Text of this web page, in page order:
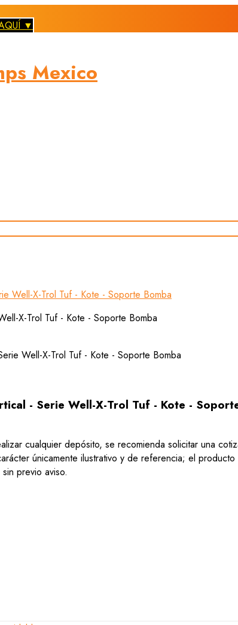
▼
Well-X-Trol Tuf - Kote - Soporte Bomba
- Serie Well-X-Trol Tuf - Kote -
cualquier depósito, se recomienda solicitar una
únicamente ilustrativo y de referencia; el
previo aviso.